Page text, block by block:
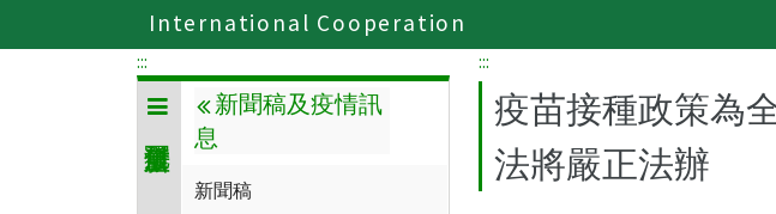
International Cooperation
傳染病與防疫專題
:::
新聞稿及疫情訊
息
新聞稿
:::
疫苗接種政策為
法將嚴正法辦